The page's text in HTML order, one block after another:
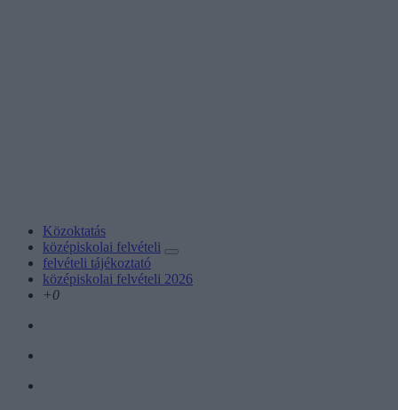
Közoktatás
középiskolai felvételi
felvételi tájékoztató
középiskolai felvételi 2026
+0